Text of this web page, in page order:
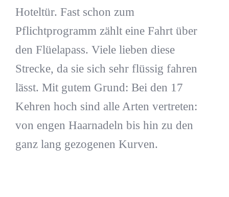
Hoteltür. Fast schon zum
Pflichtprogramm zählt eine Fahrt über
den Flüelapass. Viele lieben diese
Strecke, da sie sich sehr flüssig fahren
lässt. Mit gutem Grund: Bei den 17
Kehren hoch sind alle Arten vertreten:
von engen Haarnadeln bis hin zu den
ganz lang gezogenen Kurven.